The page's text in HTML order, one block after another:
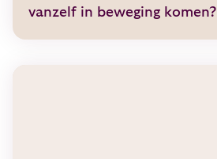
vanzelf in beweging komen?